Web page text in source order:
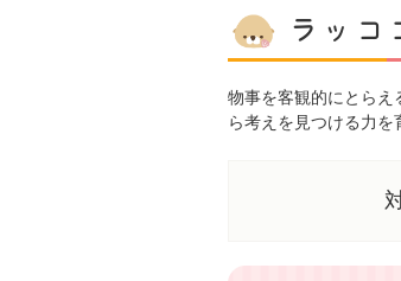
ラッコ
物事を客観的にとらえ
ら考えを見つける力を